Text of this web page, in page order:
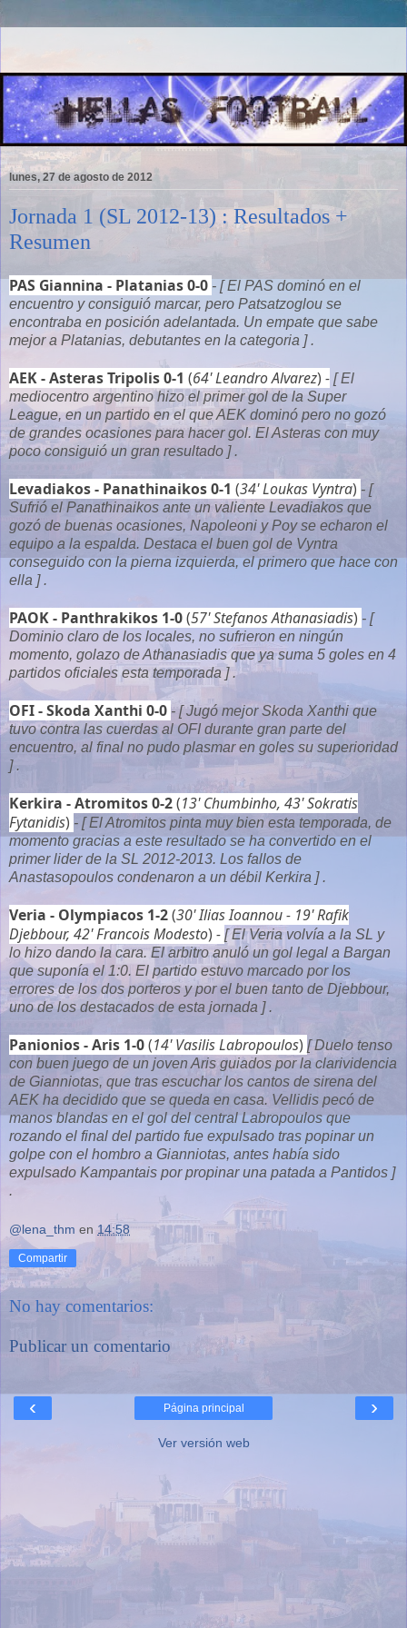
lunes, 27 de agosto de 2012
Jornada 1 (SL 2012-13) : Resultados +
Resumen
PAS Giannina - Platanias 0-0 - [ El PAS dominó en el
encuentro y consiguió marcar, pero Patsatzoglou se
encontraba en posición adelantada. Un empate que sabe
mejor a Platanias, debutantes en la categoria ] .
AEK - Asteras Tripolis 0-1 (64' Leandro Alvarez) - [ El
mediocentro argentino hizo el primer gol de la Super
League, en un partido en el que AEK dominó pero no gozó
de grandes ocasiones para hacer gol. El Asteras con muy
poco consiguió un gran resultado ] .
Levadiakos - Panathinaikos 0-1 (34' Loukas Vyntra) - [
Sufrió el Panathinaikos ante un valiente Levadiakos que
gozó de buenas ocasiones, Napoleoni y Poy se echaron el
equipo a la espalda. Destaca el buen gol de Vyntra
conseguido con la pierna izquierda, el primero que hace con
ella ] .
PAOK - Panthrakikos 1-0(57'Stefanos Athanasiadis) - [
Dominio claro de los locales, no sufrieron en ningún
momento, golazo de Athanasiadis que ya suma 5 goles en 4
partidos oficiales esta temporada ] .
OFI - Skoda Xanthi 0-0 - [ Jugó mejor Skoda Xanthi que
tuvo contra las cuerdas al OFI durante gran parte del
encuentro, al final no pudo plasmar en goles su superioridad
] .
Kerkira - Atromitos 0-2(13' Chumbinho, 43' Sokratis
Fytanidis) - [ El Atromitos pinta muy bien esta temporada, de
momento gracias a este resultado se ha convertido en el
primer lider de la SL 2012-2013. Los fallos de
Anastasopoulos condenaron a un débil Kerkira ] .
Veria - Olympiacos 1-2(30' Ilias Ioannou - 19' Rafik
Djebbour, 42' Francois Modesto) - [ El Veria volvía a la SL y
lo hizo dando la cara. El arbitro anuló un gol legal a Bargan
que suponía el 1:0. El partido estuvo marcado por los
errores de los dos porteros y por el buen tanto de Djebbour,
uno de los destacados de esta jornada ] .
Panionios - Aris 1-0(14' Vasilis Labropoulos) [ Duelo tenso
con buen juego de un joven Aris guiados por la clarividencia
de Gianniotas, que tras escuchar los cantos de sirena del
AEK ha decidido que se queda en casa. Vellidis pecó de
manos blandas en el gol del central Labropoulos que
rozando el final del partido fue expulsado tras popinar un
golpe con el hombro a Gianniotas, antes había sido
expulsado Kampantais por propinar una patada a Pantidos ]
.
@lena_thm en 14:58
Compartir
No hay comentarios:
Publicar un comentario
‹ ›
Página principal
Ver versión web